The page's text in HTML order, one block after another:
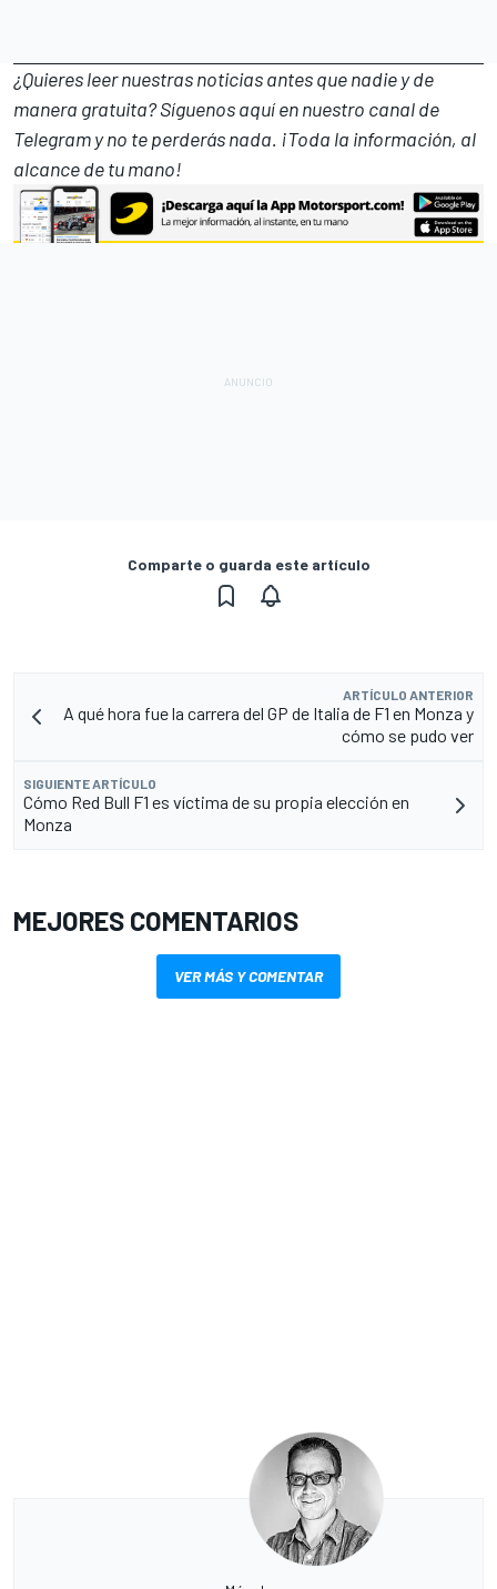
¿Quieres leer nuestras noticias antes que nadie y de
manera gratuita? Síguenosaquí en nuestro canal de
Telegramy no te perderás nada. ¡Toda la información, al
alcance de tu mano!
Comparte o guarda este artículo
ARTÍCULO ANTERIOR
A qué hora fue la carrera del GP de Italia de F1 en Monza y
cómo se pudo ver
SIGUIENTE ARTÍCULO
Cómo Red Bull F1 es víctima de su propia elección en
Monza
MEJORES COMENTARIOS
VER MÁS Y COMENTAR